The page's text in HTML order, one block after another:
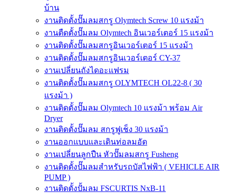
บ้าน
งานติดตั้งปั๊มลมสกรู Olymtech Screw 10 แรงม้า
งานตืดตั้งปั๊มลม Olymtech อินเวอร์เตอร์ 15 แรงม้า
งานติดตั้งปั๊มลมสกรูอินเวอร์เตอร์ 15 แรงม้า
งานติดตั้งปั๊มลมสกรูอินเวอร์เตอร์ CY-37
งานเปลี่ยนถังไดอะแฟรม
งานติดตั้งปั๊มลมสกรู OLYMTECH OL22-8 ( 30
แรงม้า )
งานติดตั้งปั๊มลม Olymtech 10 แรงม้า พร้อม Air
Dryer
งานติดตั้งปั๊มลม สกรูฟูเช็ง 30 แรงม้า
งานออกแบบและเดินท่อลมอัด
งานเปลี่ยนลูกปืน หัวปั๊มลมสกรู Fusheng
งานติดตั้งปั๊มลมสำหรับรถบัสไฟฟ้า ( VEHICLE AIR
PUMP )
งานติดตั้งปั้มลม FSCURTIS NxB-11